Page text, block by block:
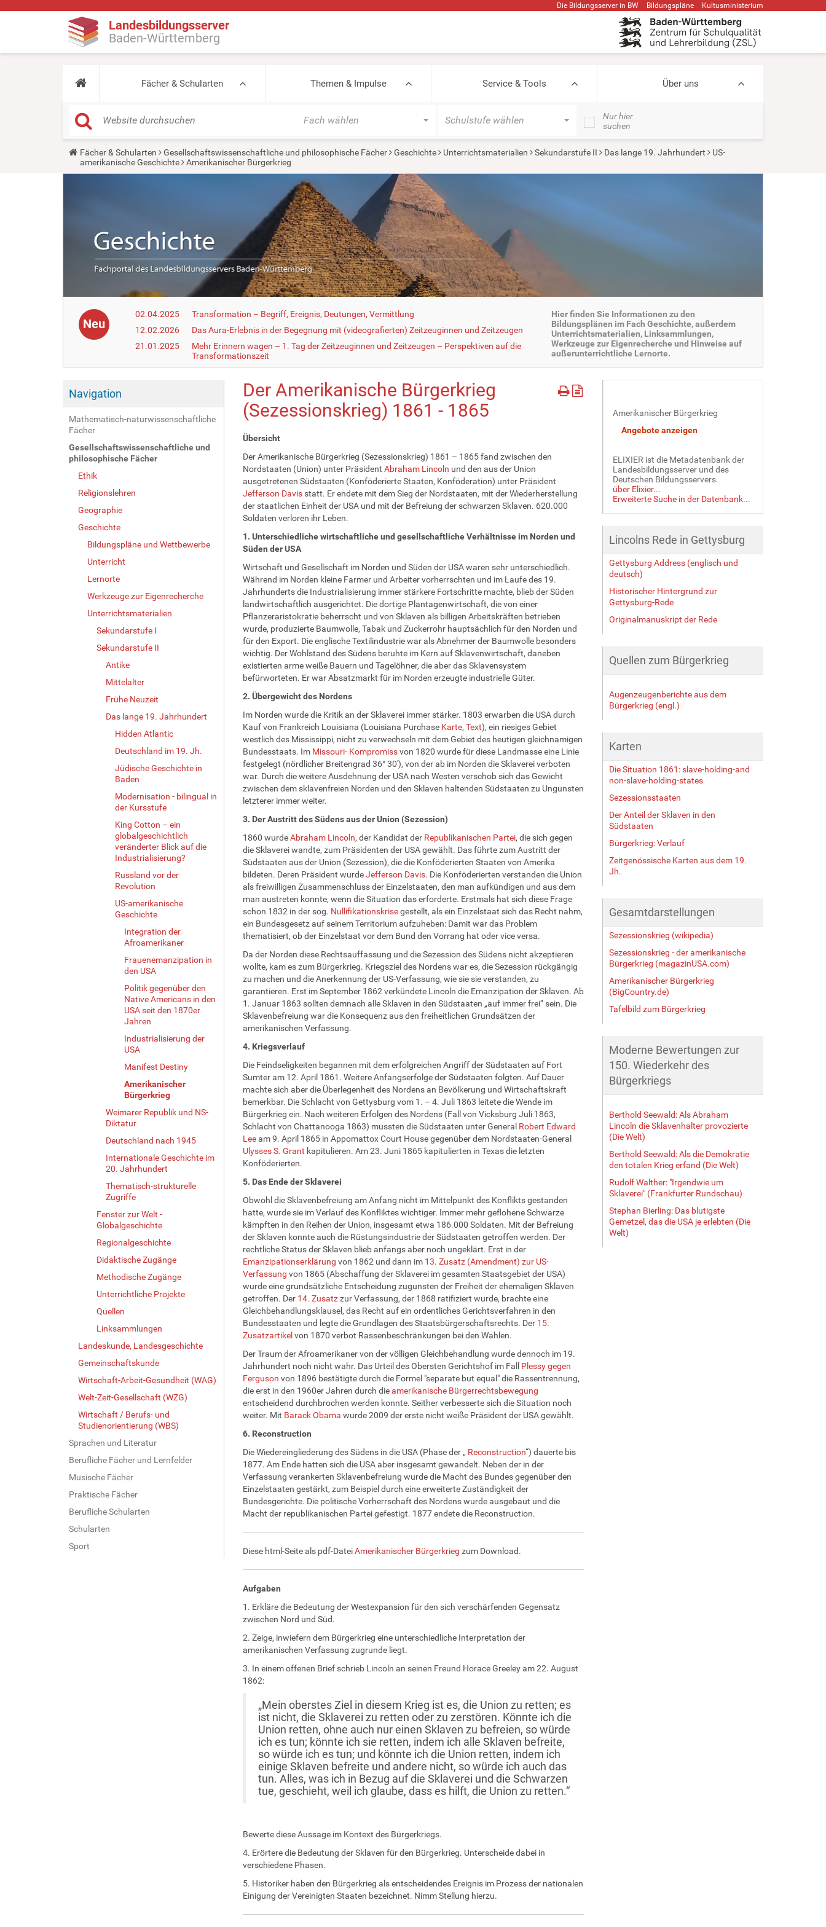
Die Bildungsserver in BW Bildungspläne Kultusministerium
Landesbildungsserver
Baden-Württemberg
Fächer & Schularten Themen & Impulse Service & Tools Über uns
Fach wählen Schulstufe wählen
Nur hier
suchen
Y
u
Fächer & Schularten Gesellschaftswissenschaftliche und philosophische Fächer Geschichte Unterrichtsmaterialien Sekundarstufe II Das lange 19. Jahrhundert
US-
amerikanische Geschichte
Amerikanischer Bürgerkrieg
Neu
02.04.2025
Transformation – Begriff, Ereignis, Deutungen, Vermittlung
12.02.2026
Das Aura-Erlebnis in der Begegnung mit (videografierten) Zeitzeuginnen und Zeitzeugen
21.01.2025
Mehr Erinnern wagen – 1. Tag der Zeitzeuginnen und Zeitzeugen – Perspektiven auf die
Transformationszeit
Hier finden Sie Informationen zu den
Bildungsplänen im Fach Geschichte, außerdem
Unterrichtsmaterialien, Linksammlungen,
Werkzeuge zur Eigenrecherche und Hinweise auf
außerunterrichtliche Lernorte.
Navigation
Mathematisch-naturwissenschaftliche
Fächer
Gesellschaftswissenschaftliche und
philosophische Fächer
Ethik
Religionslehren
Geographie
Geschichte
Bildungspläne und Wettbewerbe
Unterricht
Lernorte
Werkzeuge zur Eigenrecherche
Unterrichtsmaterialien
Sekundarstufe I
Sekundarstufe II
Antike
Mittelalter
Frühe Neuzeit
Das lange 19. Jahrhundert
Hidden Atlantic
Deutschland im 19. Jh.
Jüdische Geschichte in
Baden
Modernisation - bilingual in
der Kursstufe
King Cotton – ein
globalgeschichtlich
veränderter Blick auf die
Industrialisierung?
Russland vor der
Revolution
US-amerikanische
Geschichte
Integration der
Afroamerikaner
Frauenemanzipation in
den USA
Politik gegenüber den
Native Americans in den
USA seit den 1870er
Jahren
Industrialisierung der
USA
Manifest Destiny
Amerikanischer
Bürgerkrieg
Weimarer Republik und NS-
Diktatur
Deutschland nach 1945
Internationale Geschichte im
20. Jahrhundert
Thematisch-strukturelle
Zugriffe
Fenster zur Welt -
Globalgeschichte
Regionalgeschichte
Didaktische Zugänge
Methodische Zugänge
Unterrichtliche Projekte
Quellen
Linksammlungen
Landeskunde, Landesgeschichte
Gemeinschaftskunde
Wirtschaft-Arbeit-Gesundheit (WAG)
Welt-Zeit-Gesellschaft (WZG)
Wirtschaft / Berufs- und
Studienorientierung (WBS)
Sprachen und Literatur
Berufliche Fächer und Lernfelder
Musische Fächer
Praktische Fächer
Berufliche Schularten
Schularten
Sport
Der Amerikanische Bürgerkrieg
(Sezessionskrieg) 1861 - 1865
Übersicht
Der Amerikanische Bürgerkrieg (Sezessionskrieg) 1861 – 1865 fand zwischen den
Nordstaaten (Union) unter Präsident Abraham Lincoln und den aus der Union
ausgetretenen Südstaaten (Konföderierte Staaten, Konföderation) unter Präsident
Jefferson Davisstatt. Er endete mit dem Sieg der Nordstaaten, mit der Wiederherstellung
der staatlichen Einheit der USA und mit der Befreiung der schwarzen Sklaven. 620.000
Soldaten verloren ihr Leben.
1. Unterschiedliche wirtschaftliche und gesellschaftliche Verhältnisse im Norden und
Süden der USA
Wirtschaft und Gesellschaft im Norden und Süden der USA waren sehr unterschiedlich.
Während im Norden kleine Farmer und Arbeiter vorherrschten und im Laufe des 19.
Jahrhunderts die Industrialisierung immer stärkere Fortschritte machte, blieb der Süden
landwirtschaftlich ausgerichtet. Die dortige Plantagenwirtschaft, die von einer
Pflanzeraristokratie beherrscht und von Sklaven als billigen Arbeitskräften betrieben
wurde, produzierte Baumwolle, Tabak und Zuckerrohr hauptsächlich für den Norden und
für den Export. Die englische Textilindustrie war als Abnehmer der Baumwolle besonders
wichtig. Der Wohlstand des Südens beruhte im Kern auf Sklavenwirtschaft, daneben
existierten arme weiße Bauern und Tagelöhner, die aber das Sklavensystem
befürworteten. Er war Absatzmarkt für im Norden erzeugte industrielle Güter.
2. Übergewicht des Nordens
Im Norden wurde die Kritik an der Sklaverei immer stärker. 1803 erwarben die USA durch
Kauf von Frankreich Louisiana (Louisiana Purchase Karte, Text), ein riesiges Gebiet
westlich des Mississippi, nicht zu verwechseln mit dem Gebiet des heutigen gleichnamigen
Bundesstaats. Im Missouri- Kompromissvon 1820 wurde für diese Landmasse eine Linie
festgelegt (nördlicher Breitengrad 36° 30'), von der ab im Norden die Sklaverei verboten
war. Durch die weitere Ausdehnung der USA nach Westen verschob sich das Gewicht
zwischen dem sklavenfreien Norden und den Sklaven haltenden Südstaaten zu Ungunsten
letzterer immer weiter.
3. Der Austritt des Südens aus der Union (Sezession)
1860 wurdeAbraham Lincoln, der Kandidat der Republikanischen Partei, die sich gegen
die Sklaverei wandte, zum Präsidenten der USA gewählt. Das führte zum Austritt der
Südstaaten aus der Union (Sezession), die die Konföderierten Staaten von Amerika
bildeten. Deren Präsident wurdeJefferson Davis. Die Konföderierten verstanden die Union
als freiwilligen Zusammenschluss der Einzelstaaten, den man aufkündigen und aus dem
man austreten konnte, wenn die Situation das erforderte. Erstmals hat sich diese Frage
schon 1832 in der sog. Nullifikationskrisegestellt, als ein Einzelstaat sich das Recht nahm,
ein Bundesgesetz auf seinem Territorium aufzuheben: Damit war das Problem
thematisiert, ob der Einzelstaat vor dem Bund den Vorrang hat oder vice versa.
Da der Norden diese Rechtsauffassung und die Sezession des Südens nicht akzeptieren
wollte, kam es zum Bürgerkrieg. Kriegsziel des Nordens war es, die Sezession rückgängig
zu machen und die Anerkennung der US-Verfassung, wie sie sie verstanden, zu
garantieren. Erst im September 1862 verkündete Lincoln die Emanzipation der Sklaven. Ab
1. Januar 1863 sollten demnach alle Sklaven in den Südstaaten „auf immer frei” sein. Die
Sklavenbefreiung war die Konsequenz aus den freiheitlichen Grundsätzen der
amerikanischen Verfassung.
4. Kriegsverlauf
Die Feindseligkeiten begannen mit dem erfolgreichen Angriff der Südstaaten auf Fort
Sumter am 12. April 1861. Weitere Anfangserfolge der Südstaaten folgten. Auf Dauer
machte sich aber die Überlegenheit des Nordens an Bevölkerung und Wirtschaftskraft
bemerkbar. Die Schlacht von Gettysburg vom 1. – 4. Juli 1863 leitete die Wende im
Bürgerkrieg ein. Nach weiteren Erfolgen des Nordens (Fall von Vicksburg Juli 1863,
Schlacht von Chattanooga 1863) mussten die Südstaaten unter General Robert Edward
Leeam 9. April 1865 in Appomattox Court House gegenüber dem Nordstaaten-General
Ulysses S. Grant kapitulieren. Am 23. Juni 1865 kapitulierten in Texas die letzten
Konföderierten.
5. Das Ende der Sklaverei
Obwohl die Sklavenbefreiung am Anfang nicht im Mittelpunkt des Konflikts gestanden
hatte, wurde sie im Verlauf des Konfliktes wichtiger. Immer mehr geflohene Schwarze
kämpften in den Reihen der Union, insgesamt etwa 186.000 Soldaten. Mit der Befreiung
der Sklaven konnte auch die Rüstungsindustrie der Südstaaten getroffen werden. Der
rechtliche Status der Sklaven blieb anfangs aber noch ungeklärt. Erst in der
Emanzipationserklärung von 1862 und dann im 13. Zusatz (Amendment) zur US-
Verfassung von 1865 (Abschaffung der Sklaverei im gesamten Staatsgebiet der USA)
wurde eine grundsätzliche Entscheidung zugunsten der Freiheit der ehemaligen Sklaven
getroffen. Der 14. Zusatzzur Verfassung, der 1868 ratifiziert wurde, brachte eine
Gleichbehandlungsklausel, das Recht auf ein ordentliches Gerichtsverfahren in den
Bundesstaaten und legte die Grundlagen des Staatsbürgerschaftsrechts. Der 15.
Zusatzartikel von 1870 verbot Rassenbeschränkungen bei den Wahlen.
Der Traum der Afroamerikaner von der völligen Gleichbehandlung wurde dennoch im 19.
Jahrhundert noch nicht wahr. Das Urteil des Obersten Gerichtshof im Fall Plessy gegen
Ferguson von 1896 bestätigte durch die Formel "separate but equal" die Rassentrennung,
die erst in den 1960er Jahren durch dieamerikanische Bürgerrechtsbewegung
entscheidend durchbrochen werden konnte. Seither verbesserte sich die Situation noch
weiter. Mit Barack Obama wurde 2009 der erste nicht weiße Präsident der USA gewählt.
6. Reconstruction
Die Wiedereingliederung des Südens in die USA (Phase der „ Reconstruction“) dauerte bis
1877. Am Ende hatten sich die USA aber insgesamt gewandelt. Neben der in der
Verfassung verankerten Sklavenbefreiung wurde die Macht des Bundes gegenüber den
Einzelstaaten gestärkt, zum Beispiel durch eine erweiterte Zuständigkeit der
Bundesgerichte. Die politische Vorherrschaft des Nordens wurde ausgebaut und die
Macht der republikanischen Partei gefestigt. 1877 endete die Reconstruction.
Diese html-Seite als pdf-DateiAmerikanischer Bürgerkrieg zum Download.
Aufgaben
1. Erkläre die Bedeutung der Westexpansion für den sich verschärfenden Gegensatz
zwischen Nord und Süd.
2. Zeige, inwiefern dem Bürgerkrieg eine unterschiedliche Interpretation der
amerikanischen Verfassung zugrunde liegt.
3. In einem offenen Brief schrieb Lincoln an seinen Freund Horace Greeley am 22. August
1862:
„Mein oberstes Ziel in diesem Krieg ist es, die Union zu retten; es
ist nicht, die Sklaverei zu retten oder zu zerstören. Könnte ich die
Union retten, ohne auch nur einen Sklaven zu befreien, so würde
ich es tun; könnte ich sie retten, indem ich alle Sklaven befreite,
so würde ich es tun; und könnte ich die Union retten, indem ich
einige Sklaven befreite und andere nicht, so würde ich auch das
tun. Alles, was ich in Bezug auf die Sklaverei und die Schwarzen
tue, geschieht, weil ich glaube, dass es hilft, die Union zu retten.“
Bewerte diese Aussage im Kontext des Bürgerkriegs.
4. Erörtere die Bedeutung der Sklaven für den Bürgerkrieg. Unterscheide dabei in
verschiedene Phasen.
5. Historiker haben den Bürgerkrieg als entscheidendes Ereignis im Prozess der nationalen
Einigung der Vereinigten Staaten bezeichnet. Nimm Stellung hierzu.
Amerikanischer Bürgerkrieg
ELIXIER ist die Metadatenbank der
Landesbildungsserver und des
Deutschen Bildungsservers.
über Elixier...
Erweiterte Suche in der Datenbank...
Lincolns Rede in Gettysburg
Gettysburg Address (englisch und
deutsch)
Historischer Hintergrund zur
Gettysburg-Rede
Originalmanuskript der Rede
Quellen zum Bürgerkrieg
Augenzeugenberichte aus dem
Bürgerkrieg (engl.)
Karten
Die Situation 1861: slave-holding-and
non-slave-holding-states
Sezessionsstaaten
Der Anteil der Sklaven in den
Südstaaten
Bürgerkrieg: Verlauf
Zeitgenössische Karten aus dem 19.
Jh.
Gesamtdarstellungen
Sezessionskrieg (wikipedia)
Sezessionskrieg - der amerikanische
Bürgerkrieg (magazinUSA.com)
Amerikanischer Bürgerkrieg
(BigCountry.de)
Tafelbild zum Bürgerkrieg
Moderne Bewertungen zur
150. Wiederkehr des
Bürgerkriegs
Berthold Seewald: Als Abraham
Lincoln die Sklavenhalter provozierte
(Die Welt)
Berthold Seewald: Als die Demokratie
den totalen Krieg erfand (Die Welt)
Rudolf Walther: "Irgendwie um
Sklaverei" (Frankfurter Rundschau)
Stephan Bierling: Das blutigste
Gemetzel, das die USA je erlebten (Die
Welt)